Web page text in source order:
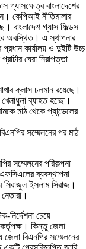
গ্যাসক্ষেত্র বাংলাদেশের
কেপিআই নীতিমালার
বাংলাদেশ গ্যাস ফিল্ডস
অবস্থিত। এ স্থাপনার
প্রধান কার্যালয় ও দুইটি উচ্চ
ঘেরা নিরাপত্তা
ক্লাস চলমান রয়েছে।
ব্যাহত হচ্ছে।
মাঠ থেকে প্যান্ডেলের
সম্মেলনের পর মাঠ
সম্মেলনের পরিকল্পনা
ব্যবস্থাপনা
ইসলাম সিরাজ।
নির্দেশনা চেয়ে
কর্তৃপক্ষ। কিন্তু জেলা
বিএনপির সম্মেলনের